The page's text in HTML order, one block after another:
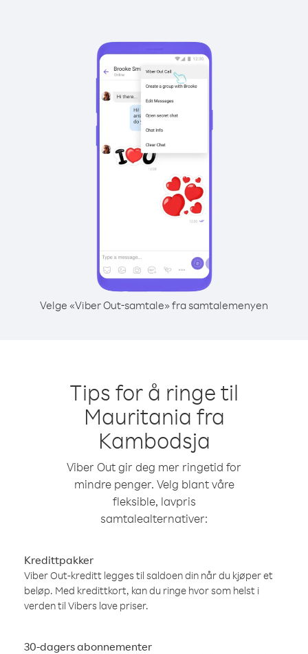
Velge «Viber Out-samtale» fra samtalemenyen
Tips for å ringe til
Mauritania fra
Kambodsja
Viber Out gir deg mer ringetid for
mindre penger. Velg blant våre
fleksible, lavpris
samtalealternativer:
Kredittpakker
Viber Out-kreditt legges til saldoen din når du kjøper et
beløp. Med kredittkort, kan du ringe hvor som helst i
verden til Vibers lave priser.
30-dagers abonnementer